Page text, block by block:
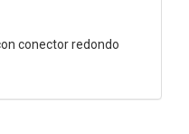
conector redondo